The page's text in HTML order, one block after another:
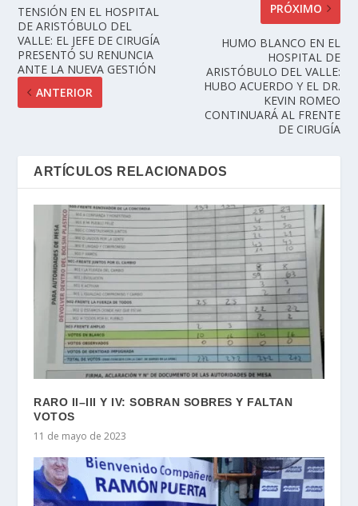
TENSIÓN EN EL HOSPITAL
DE ARISTÓBULO DEL
VALLE: EL JEFE DE CIRUGÍA
PRESENTÓ SU RENUNCIA
ANTE LA NUEVA GESTIÓN
ANTERIOR
PRÓXIMO
HUMO BLANCO EN EL
HOSPITAL DE
ARISTÓBULO DEL VALLE:
HUBO ACUERDO Y EL DR.
KEVIN ROMEO
CONTINUARÁ AL FRENTE
DE CIRUGÍA
ARTÍCULOS RELACIONADOS
RARO II–III Y IV: SOBRAN SOBRES Y FALTAN
VOTOS
11 de mayo de 2023